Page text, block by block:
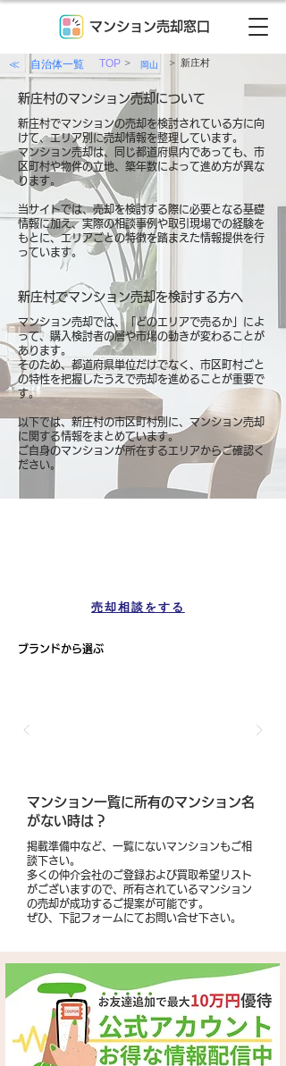
マンション売却窓口
≪ 自治体一覧 TOP > 岡山 > 新庄村
新庄村のマンション売却について
新庄村でマンションの売却を検討されている方に向
けて、エリア別に売却情報を整理しています。
マンション売却は、同じ都道府県内であっても、市
区町村や物件の立地、築年数によって進め方が異な
ります。
当サイトでは、売却を検討する際に必要となる基礎
情報に加え、実際の相談事例や取引現場での経験を
もとに、エリアごとの特徴を踏まえた情報提供を行
っています。
新庄村でマンション売却を検討する方へ
マンション売却では、「どのエリアで売るか」によ
って、購入検討者の層や市場の動きが変わることが
あります。
そのため、都道府県単位だけでなく、市区町村ごと
の特性を把握したうえで売却を進めることが重要で
す。
以下では、新庄村の市区町村別に、マンション売却
に関する情報をまとめています。
ご自身のマンションが所在するエリアからご確認く
ださい。
売却相談をする
ブランドから選ぶ
​マンション一覧に所有のマンション名
がない時は？
掲載準備中など、一覧にないマンションもご相
談下さい。
多くの仲介会社のご登録および買取希望リスト
がございますので、所有されているマンション
の売却が成功するご提案が可能です。
​ぜひ、下記フォームにてお問い合せ下さい。